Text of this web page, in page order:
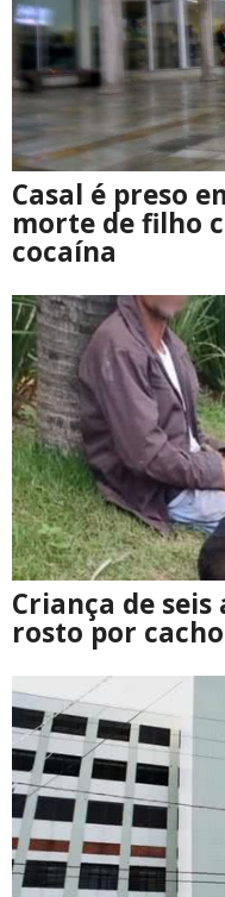
Casal é preso
morte de filho
cocaína
Criança de
rosto por